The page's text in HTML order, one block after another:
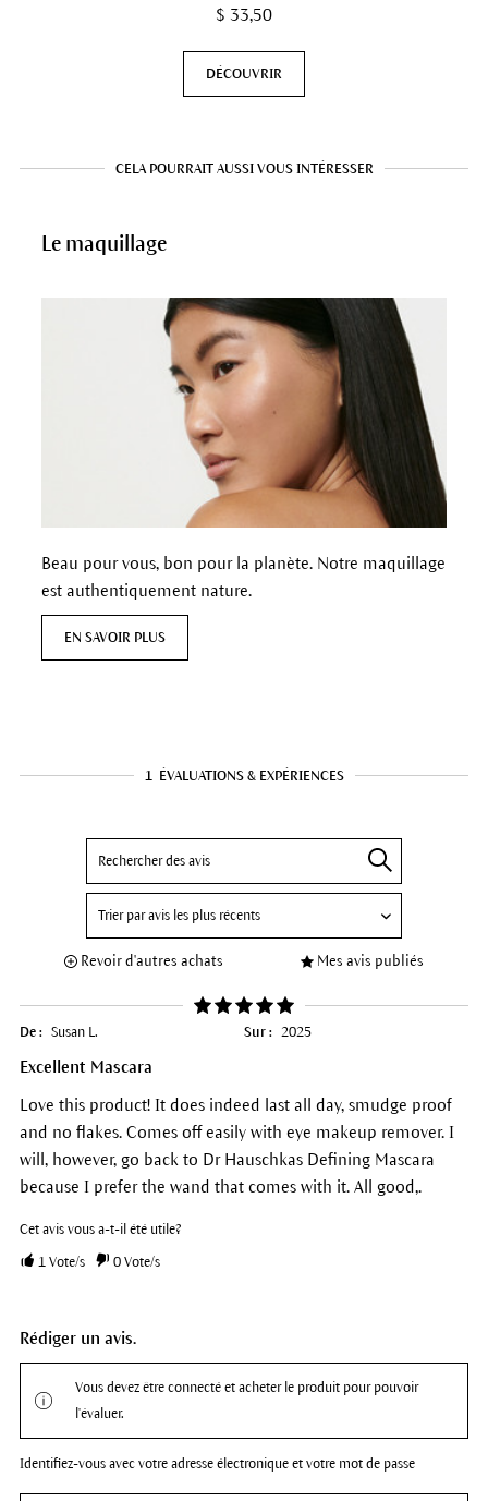
$ 33,50
DÉCOUVRIR
CELA POURRAIT AUSSI VOUS INTÉRESSER
Le maquillage
Beau pour vous, bon pour la planète. Notre maquillage
est authentiquement nature.
EN SAVOIR PLUS
1 ÉVALUATIONS & EXPÉRIENCES
Revoir d'autres achats Mes avis publiés
De : Susan L. Sur : 2025
Excellent Mascara
Love this product! It does indeed last all day, smudge proof
and no flakes. Comes off easily with eye makeup remover. I
will, however, go back to Dr Hauschkas Defining Mascara
because I prefer the wand that comes with it. All good,.
Cet avis vous a-t-il été utile?
1 Vote/s 0Vote/s
Rédiger un avis.
Vous devez être connecté et acheter le produit pour pouvoir
l'évaluer.
Identifiez-vous avec votre adresse électronique et votre mot de passe